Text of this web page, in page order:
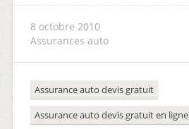
8 octobre 2010
Assurances auto
Assurance auto devis gratuit
Assurance auto devis gratuit en ligne